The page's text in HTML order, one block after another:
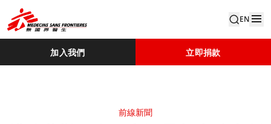
EN
加入我們 立即捐款
前線新聞